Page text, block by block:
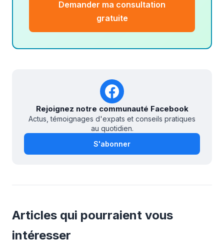
Demander ma consultation
gratuite
Rejoignez notre communauté Facebook
Actus, témoignages d'expats et conseils pratiques
au quotidien.
S'abonner
Articles qui pourraient vous
intéresser